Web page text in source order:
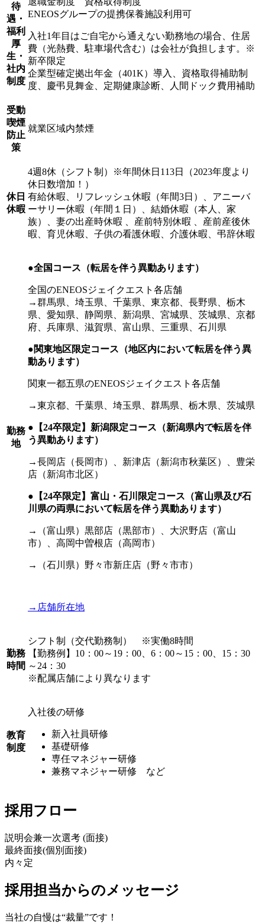
待
遇・
福利
厚
生・
社内
制度
ENEOSグループの提携保養施設利用可
入社1年目はご自宅から通えない勤務地の場合、住居
費（光熱費、駐車場代含む）は会社が負担します。※
新卒限定
企業型確定拠出年金（401K）導入、資格取得補助制
度、慶弔見舞金、定期健康診断、人間ドック費用補助
受動
喫煙
防止
策
就業区域内禁煙
休日
休暇
4週8休（シフト制）※年間休日113日（2023年度より
休日数増加！）
有給休暇、リフレッシュ休暇（年間3日）、アニーバ
ーサリー休暇（年間１日）、結婚休暇（本人、家
族）、妻の出産時休暇 、産前特別休暇 、産前産後休
暇、育児休暇、子供の看護休暇、介護休暇、弔辞休暇
勤務
地
●全国コース（転居を伴う異動あります）
全国のENEOSジェイクエスト各店舗
→群馬県、埼玉県、千葉県、東京都、長野県、栃木
県、愛知県、静岡県、新潟県、宮城県、茨城県、京都
府、兵庫県、滋賀県、富山県、三重県、石川県
●関東地区限定コース（地区内において転居を伴う異
動あります）
関東一都五県のENEOSジェイクエスト各店舗
→東京都、千葉県、埼玉県、群馬県、栃木県、茨城県
●【24卒限定】新潟限定コース（新潟県内で転居を伴
う異動あります）
→長岡店（長岡市）、新津店（新潟市秋葉区）、豊栄
店（新潟市北区）
●【24卒限定】富山・石川限定コース（富山県及び石
川県の両県において転居を伴う異動あります）
→（富山県）黒部店（黒部市）、大沢野店（富山
市）、高岡中曽根店（高岡市）
→（石川県）野々市新庄店（野々市市）
→店舗所在地
勤務
時間
シフト制（交代勤務制） ※実働8時間
【勤務例】10：00～19：00、6：00～15：00、15：30
～24：30
※配属店舗により異なります
教育
制度
入社後の研修
新入社員研修
基礎研修
専任マネジャー研修
兼務マネジャー研修 など
採用フロー
説明会兼一次選考 (面接)
最終面接(個別面接)
内々定
採用担当からのメッセージ
当社の自慢は“裁量”です！